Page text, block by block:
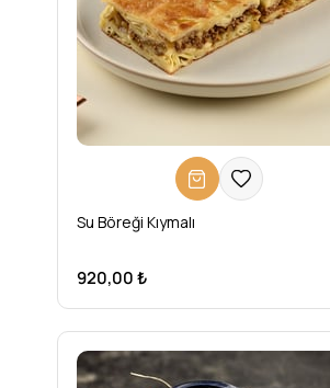
Su Böreği Kıymalı
920,00 ₺